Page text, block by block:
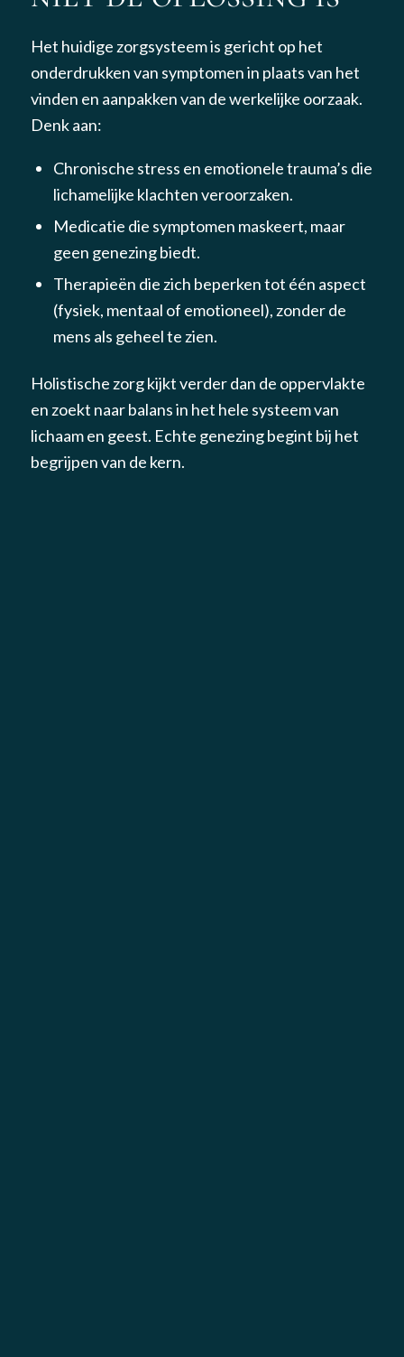
Het huidige zorgsysteem is gericht op het
onderdrukken van symptomen in plaats van het
vinden en aanpakken van de werkelijke oorzaak.
Denk aan:
Chronische stress en emotionele trauma’s die
lichamelijke klachten veroorzaken.
Medicatie die symptomen maskeert, maar
geen genezing biedt.
Therapieën die zich beperken tot één aspect
(fysiek, mentaal of emotioneel), zonder de
mens als geheel te zien.
Holistische zorg kijkt verder dan de oppervlakte
en zoekt naar balans in het hele systeem van
lichaam en geest. Echte genezing begint bij het
begrijpen van de kern.